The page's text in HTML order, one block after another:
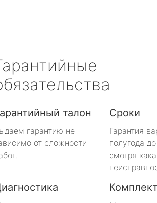
талон
гарантию не
от сложности
Сроки
Гарантия
полугода
смотря